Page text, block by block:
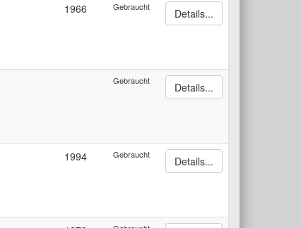
1966 Gebraucht Details...
Gebraucht Details...
1994 Gebraucht Details...